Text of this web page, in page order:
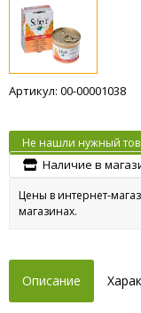
Артикул: 00-00001038
Не нашли нужный
Наличие в
Цены в интернет-
магазинах.
Описание